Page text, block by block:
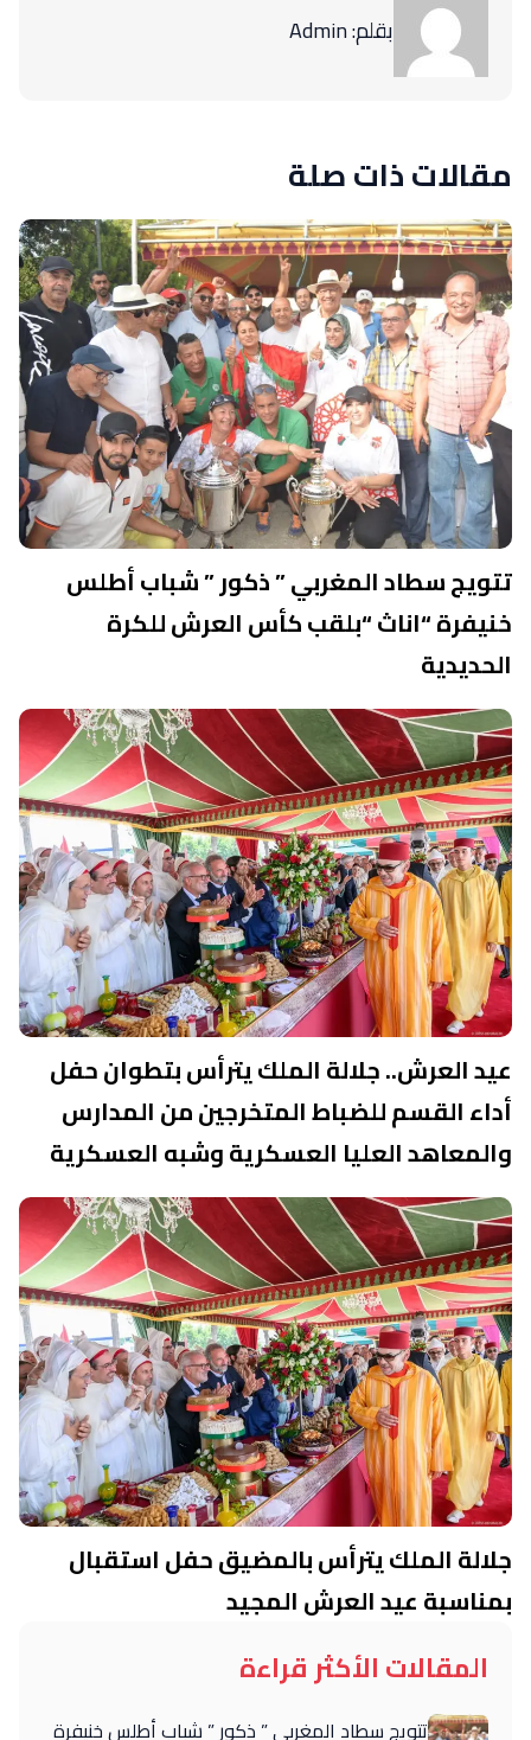
بقلم: Admin
مقالات ذات صلة
تتويج سطاد المغربي ” ذكور ” شباب أطلس
خنيفرة “اناث “بلقب كأس العرش للكرة
الحديدية
عيد العرش.. جلالة الملك يترأس بتطوان حفل
أداء القسم للضباط المتخرجين من المدارس
والمعاهد العليا العسكرية وشبه العسكرية
جلالة الملك يترأس بالمضيق حفل استقبال
بمناسبة عيد العرش المجيد
المقالات الأكثر قراءة
تتويج سطاد المغربي ” ذكور ” شباب أطلس خنيفرة